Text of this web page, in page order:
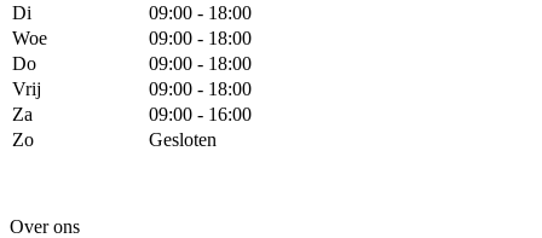
Di
09:00 - 18:00
Woe
09:00 - 18:00
Do
09:00 - 18:00
Vrij
09:00 - 18:00
Za
09:00 - 16:00
Zo
Gesloten
Over ons